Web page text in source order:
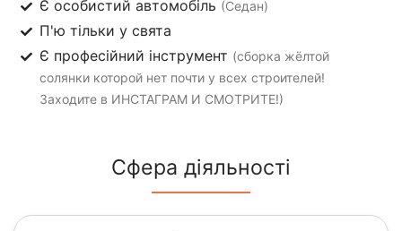
Є особистий автомобіль (Седан)
П'ю тільки у свята
Є професійний інструмент (сборка жёлтой
солянки которой нет почти у всех строителей!
Заходите в ИНСТАГРАМ И СМОТРИТЕ!)
Сфера діяльності